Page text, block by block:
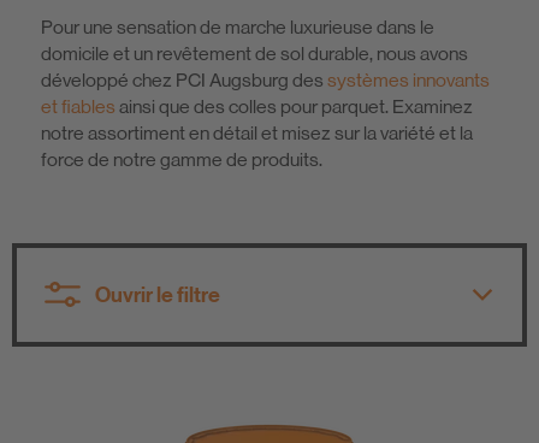
Pour une sensation de marche luxurieuse dans le
domicile et un revêtement de sol durable, nous avons
développé chez PCI Augsburg des systèmes innovants
et fiables ainsi que des colles pour parquet. Examinez
notre assortiment en détail et misez sur la variété et la
force de notre gamme de produits.
Ouvrir le filtre
Toutes les catégories de produits
Toutes les catégories de produits